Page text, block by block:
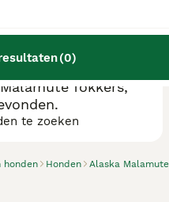
(0)
honden Honden Alaska Malamute
fokkers,
te zoeken